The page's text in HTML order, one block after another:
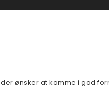
der ønsker at komme i god